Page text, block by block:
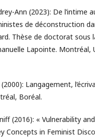
Ann (2023): De l’intime
de déconstruction
Thèse de doctorat sous
Lapointe. Montréal,
Langagement,
Boréal.
(2016): « Vulnerability
Concepts in Feminist